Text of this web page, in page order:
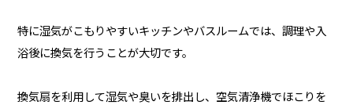
特に湿気がこもりやすいキッチンやバスルームでは、調理や入
浴後に換気を行うことが大切です。
換気扇を利用して湿気や臭いを排出し、空気清浄機でほこりを